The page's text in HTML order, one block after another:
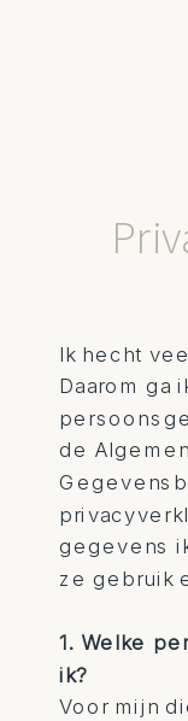
Ik hecht
Daarom ga
de
gegevens
ze gebruik
1. Welke
ik?
Voor mijn